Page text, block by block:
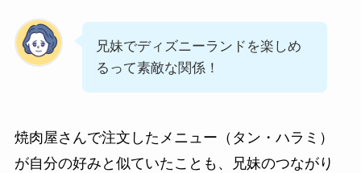
兄妹でディズニーランドを楽しめ
るって素敵な関係！
焼肉屋さんで注文したメニュー（タン・ハラミ）
が自分の好みと似ていたことも、兄妹のつながり